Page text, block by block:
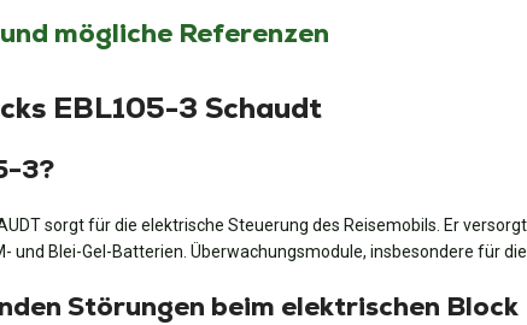
mögliche Referenzen
EBL105-3 Schaudt
3?
sorgt für die elektrische Steuerung des Reisemobils. Er
und Blei-Gel-Batterien. Überwachungsmodule, insbesondere für
Störungen beim elektrischen